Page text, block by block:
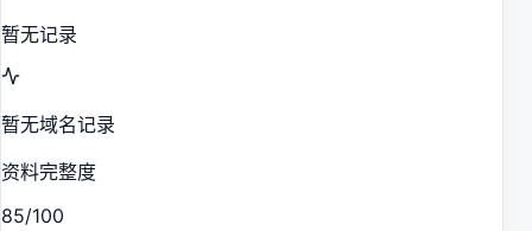
暂无记录
暂无域名记录
资料完整度
85/100